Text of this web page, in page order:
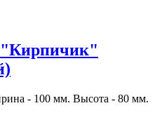
"Кирпичик"
- 100 мм. Высота - 80 мм.